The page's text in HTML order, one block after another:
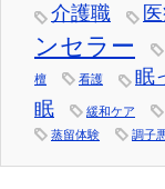
介護職
ンセラー
檀 看護 眠
眠
緩和ケア
蒸留体験
調子